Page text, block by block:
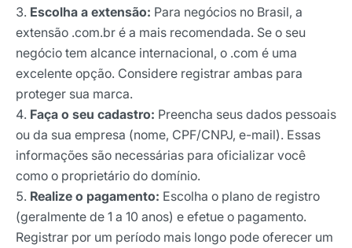
Escolha a extensão: Para negócios no Brasil, a
extensão .com.br é a mais recomendada. Se o seu
negócio tem alcance internacional, o .com é uma
excelente opção. Considere registrar ambas para
proteger sua marca.
Faça o seu cadastro: Preencha seus dados pessoais
ou da sua empresa (nome, CPF/CNPJ, e-mail). Essas
informações são necessárias para oficializar você
como o proprietário do domínio.
Realize o pagamento: Escolha o plano de registro
(geralmente de 1 a 10 anos) e efetue o pagamento.
Registrar por um período mais longo pode oferecer um
Nome
E-mail
Selecione sua área de atuação
*Ao assinar nossa newsletter, você concorda em receber
nossas comunicações e está de acordo com as nossas
Políticas de Privacidade